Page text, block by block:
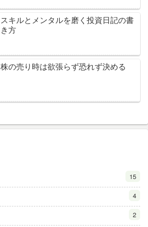
スキルとメンタルを磨く投資日記の書
き方
株の売り時は欲張らず恐れず決める
15
4
2